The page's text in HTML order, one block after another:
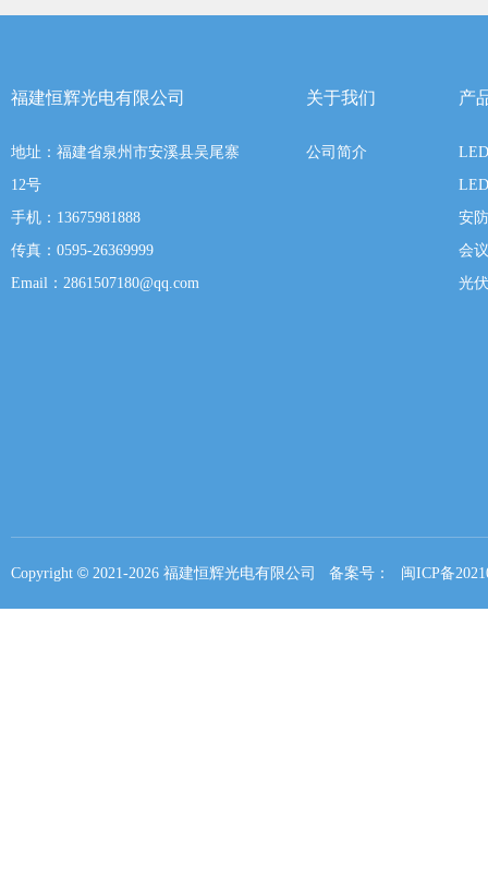
福建恒辉光电有限公司
地址：福建省泉州市安溪县吴尾寨
12号
手机：13675981888
传真：0595-26369999
Email：2861507180@qq.com
关于我们
公司简介
产
安
会
光
Copyright © 2021-2026 福建恒辉光电有限公司 备案号： 闽ICP备